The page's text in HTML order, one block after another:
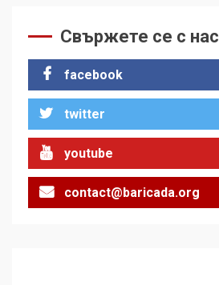
Свържете се с нас
facebook
twitter
youtube
contact@baricada.org